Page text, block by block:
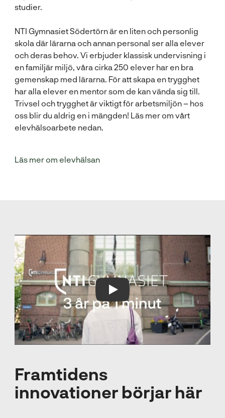
studier.
NTI Gymnasiet Södertörn är en liten och personlig
skola där lärarna och annan personal ser alla elever
och deras behov. Vi erbjuder klassisk undervisning i
en familjär miljö, våra cirka 250 elever har en bra
gemenskap med lärarna. För att skapa en trygghet
har alla elever en mentor som de kan vända sig till.
Trivsel och trygghet är viktigt för arbetsmiljön – hos
oss blir du aldrig en i mängden! Läs mer om vårt
elevhälsoarbete nedan.
Läs mer om elevhälsan
Framtidens
innovationer börjar här
Play Video